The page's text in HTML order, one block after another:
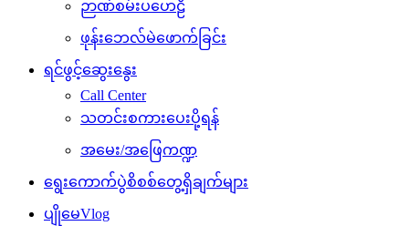
ဉာဏ်စမ်းပဟေဠိ
ဖုန်းဘေလ်မဲဖောက်ခြင်း
ရင်ဖွင့်ဆွေးနွေး
Call Center
သတင်းစကားပေးပို့ရန်
အမေး/အဖြေကဏ္ဍ
ရွေးကောက်ပွဲစိစစ်တွေ့ရှိချက်များ
ပျိုမေVlog